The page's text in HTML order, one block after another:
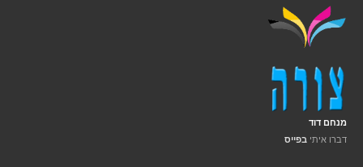
מנחם דוד
דברו איתי בפייס